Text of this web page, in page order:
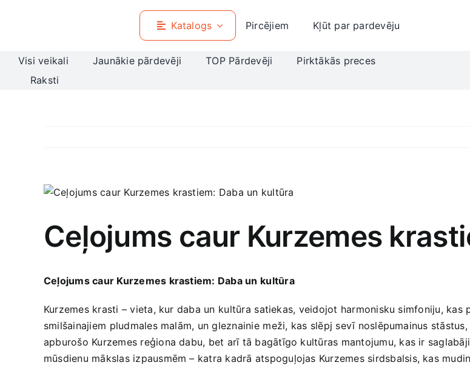
Katalogs Pircējiem Kļūt par pardevēju
Visi veikali Jaunākie pārdevēji TOP Pārdevēji
Pirktākās preces
Raksti
View
Image
Ceļojums caur Kurzemes
Ceļojums caur‌ Kurzemes krastiem: Daba un ⁤kultūra
Kurzemes krasti – vieta, kur daba un⁣ kultūra ⁢satiekas, veidojot harmonisku simfoniju,
smilšainajiem⁢ pludmales malām, un gleznainie ⁣meži, kas⁤ slēpj sevī noslēpumainus
apburošo Kurzemes reģiona dabu, bet arī tā bagātīgo kultūras mantojumu, kas ir
mūsdienu mākslas izpausmēm – katra kadrā atspoguļojas Kurzemes sirdsbalsis, kas‍